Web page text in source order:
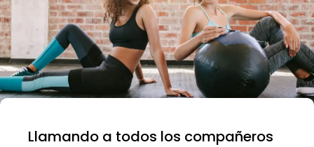
Llamando a todos los compañeros